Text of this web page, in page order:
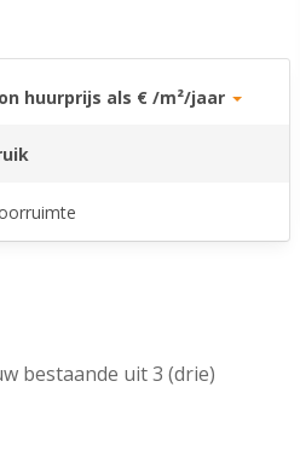
huurprijs als € /m²/jaar
bestaande uit 3 (drie)